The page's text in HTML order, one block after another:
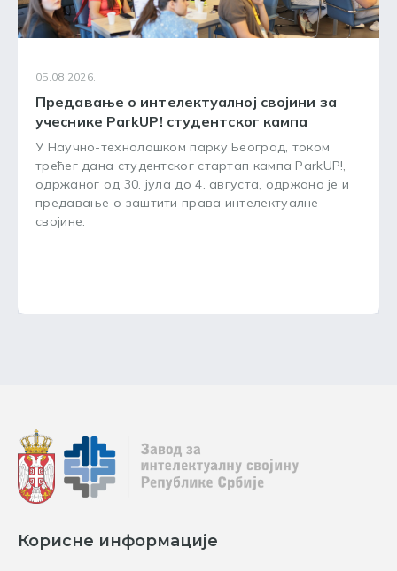
05.08.2026.
Предавање о интелектуалној својини за
учеснике ParkUP! студентског кампа
У Научно-технолошком парку Београд, током
трећег дана студентског стартап кампа ParkUP!,
одржаног од 30. јула до 4. августа, одржано је и
предавање о заштити права интелектуалне
својине.
Корисне информације